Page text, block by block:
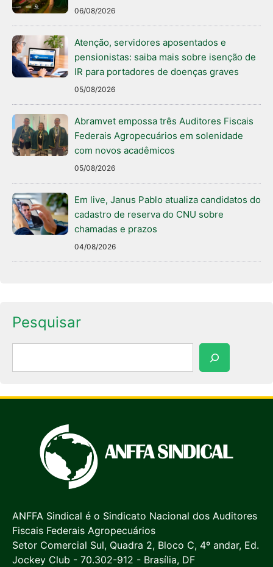
06/08/2026
Atenção, servidores aposentados e
pensionistas: saiba mais sobre isenção de
IR para portadores de doenças graves
05/08/2026
Abramvet empossa três Auditores Fiscais
Federais Agropecuários em solenidade
com novos acadêmicos
05/08/2026
Em live, Janus Pablo atualiza candidatos do
cadastro de reserva do CNU sobre
chamadas e prazos
04/08/2026
Pesquisar
ANFFA Sindical é o Sindicato Nacional dos Auditores
Fiscais Federais Agropecuários
Setor Comercial Sul, Quadra 2, Bloco C, 4º andar, Ed.
Jockey Club - 70.302-912 - Brasília, DF